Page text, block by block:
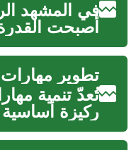
في المشهد
أصبحت
تسويقية
الأهمية لأي
الن...
تُعدّ تنمية
ركيزة
صغير
المتغيرة